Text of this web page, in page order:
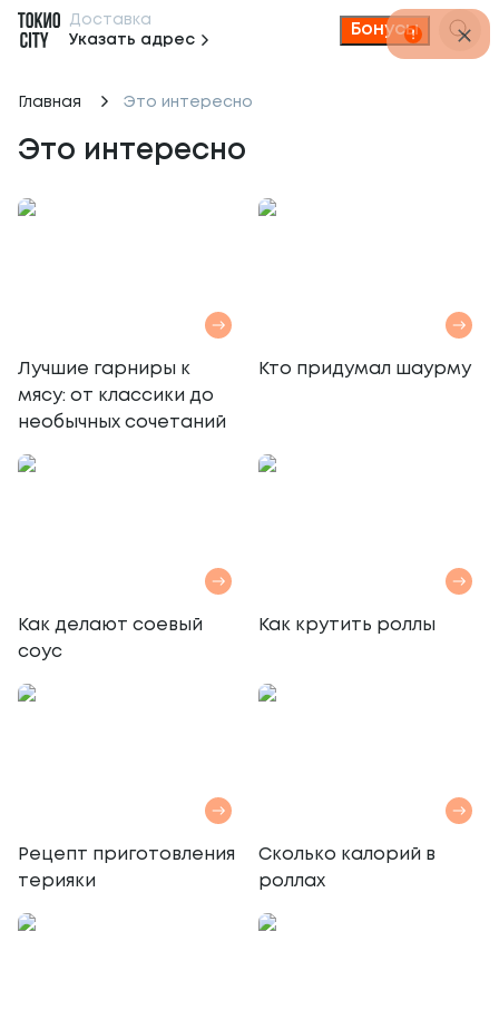
Доставка
Указать адрес
Бонусы
Главная Это интересно
Это интересно
Лучшие гарниры к
мясу: от классики до
необычных сочетаний
Кто придумал шаурму
Как делают соевый
соус
Как крутить роллы
Рецепт приготовления
терияки
Сколько калорий в
роллах